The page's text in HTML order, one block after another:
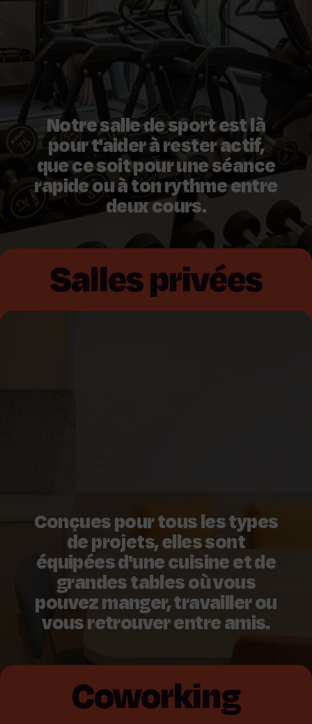
Notre salle de sport est là
pour t'aider à rester actif,
que ce soit pour une séance
rapide ou à ton rythme entre
deux cours.
Salles privées
Conçues pour tous les types
de projets, elles sont
équipées d'une cuisine et de
grandes tables où vous
pouvez manger, travailler ou
vous retrouver entre amis.
Coworking